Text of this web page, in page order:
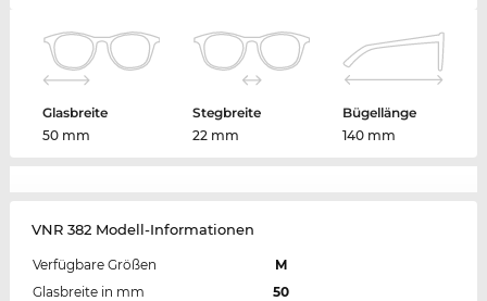
Glasbreite
50 mm
Stegbreite
22 mm
Bügellänge
140 mm
VNR 382 Modell-Informationen
Verfügbare Größen
M
Glasbreite in mm
50